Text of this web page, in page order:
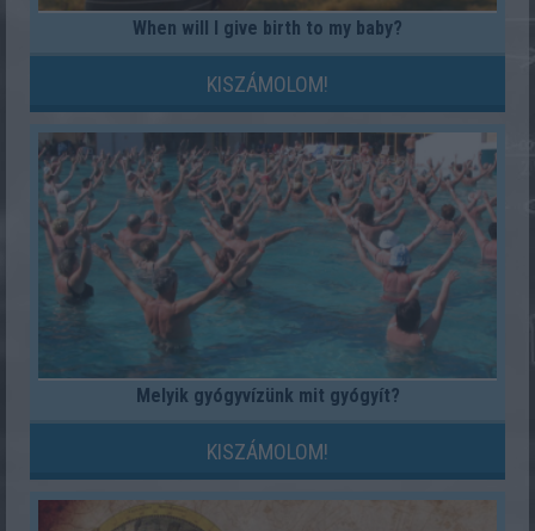
When will I give birth to my baby?
KISZÁMOLOM!
Melyik gyógyvízünk mit gyógyít?
KISZÁMOLOM!